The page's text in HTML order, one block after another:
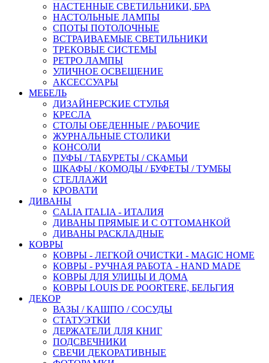
НАСТЕННЫЕ СВЕТИЛЬНИКИ, БРА
НАСТОЛЬНЫЕ ЛАМПЫ
СПОТЫ ПОТОЛОЧНЫЕ
ВСТРАИВАЕМЫЕ СВЕТИЛЬНИКИ
ТРЕКОВЫЕ СИСТЕМЫ
РЕТРО ЛАМПЫ
УЛИЧНОЕ ОСВЕЩЕНИЕ
АКСЕССУАРЫ
МЕБЕЛЬ
ДИЗАЙНЕРСКИЕ СТУЛЬЯ
КРЕСЛА
СТОЛЫ ОБЕДЕННЫЕ / РАБОЧИЕ
ЖУРНАЛЬНЫЕ СТОЛИКИ
КОНСОЛИ
ПУФЫ / ТАБУРЕТЫ / СКАМЬИ
ШКАФЫ / КОМОДЫ / БУФЕТЫ / ТУМБЫ
СТЕЛЛАЖИ
КРОВАТИ
ДИВАНЫ
CALIA ITALIA - ИТАЛИЯ
ДИВАНЫ ПРЯМЫЕ И С ОТТОМАНКОЙ
ДИВАНЫ РАСКЛАДНЫЕ
КОВРЫ
КОВРЫ - ЛЕГКОЙ ОЧИСТКИ - MAGIC HOME
КОВРЫ - РУЧНАЯ РАБОТА - HAND MADE
КОВРЫ ДЛЯ УЛИЦЫ И ДОМА
КОВРЫ LOUIS DE POORTERE, БЕЛЬГИЯ
ДЕКОР
ВАЗЫ / КАШПО / СОСУДЫ
СТАТУЭТКИ
ДЕРЖАТЕЛИ ДЛЯ КНИГ
ПОДСВЕЧНИКИ
СВЕЧИ ДЕКОРАТИВНЫЕ